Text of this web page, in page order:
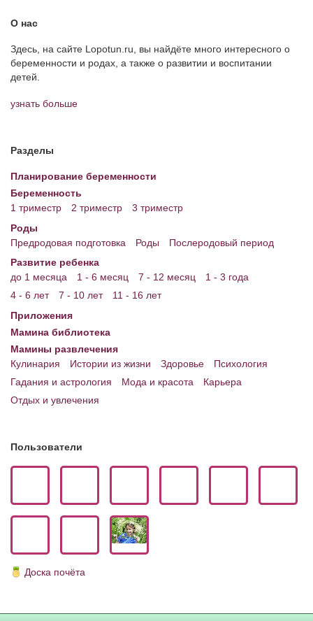
МАМИНА БИБЛИОТЕКА
Имена. Святцы
Энциклопедия беременных
СЕРВИСЫ И ПРИЛОЖЕНИЯ
Сервис. Оценка роста и веса ребенка
Приложения для Android
Полезные ссылки
Опросы
Блог Администратора
Сотрудничество. Авторам
О нас
Здесь, на сайте Lopotun.ru, вы найдёте много интересного о
беременности и родах, а также о развитии и воспитании
детей.
узнать больше
Разделы
Планирование беременности
Беременность
1 триместр
2 триместр
3 триместр
Роды
Предродовая подготовка
Роды
Послеродовый период
Развитие ребенка
до 1 месяца
1 - 6 месяц 7 - 12 месяц
1 - 3 года
4 - 6 лет
7 - 10 лет
11 - 16 лет
Приложения
Мамина библиотека
Мамины развлечения
Кулинария
Истории из жизни Здоровье
Психология
Гадания и астрология
Мода и красота
Карьера
Отдых и увлечения
Пользователи
Доска почёта